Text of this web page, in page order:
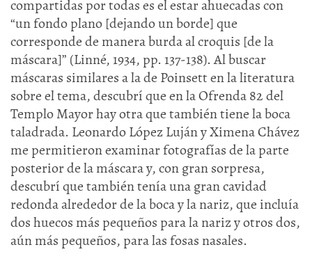
compartidas por todas es el estar ahuecadas con
“un fondo plano [dejando un borde] que
corresponde de manera burda al croquis [de la
máscara]” (Linné, 1934, pp. 137-138). Al buscar
máscaras similares a la de Poinsett en la literatura
sobre el tema, descubrí que en la Ofrenda 82 del
Templo Mayor hay otra que también tiene la boca
taladrada. Leonardo López Luján y Ximena Chávez
me permitieron examinar fotografías de la parte
posterior de la máscara y, con gran sorpresa,
descubrí que también tenía una gran cavidad
redonda alrededor de la boca y la nariz, que incluía
dos huecos más pequeños para la nariz y otros dos,
aún más pequeños, para las fosas nasales.